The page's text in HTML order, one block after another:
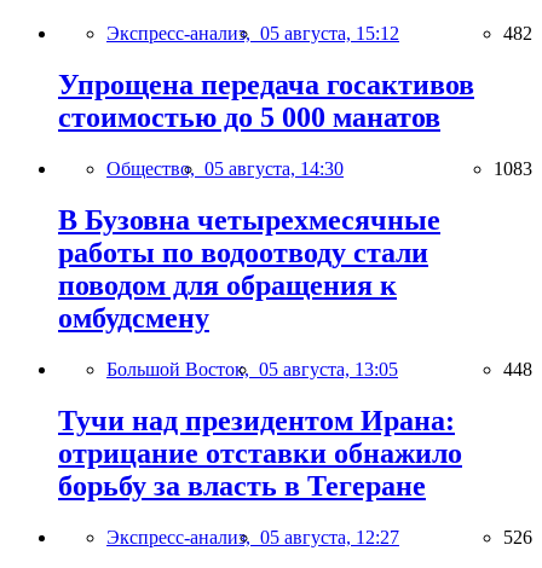
Экспресс-анализ, 05 августа, 15:12 482
Упрощена передача госактивов
стоимостью до 5 000 манатов
Общество, 05 августа, 14:30 1083
В Бузовна четырехмесячные
работы по водоотводу стали
поводом для обращения к
омбудсмену
Большой Восток, 05 августа, 13:05 448
Тучи над президентом Ирана:
отрицание отставки обнажило
борьбу за власть в Тегеране
Экспресс-анализ, 05 августа, 12:27 526